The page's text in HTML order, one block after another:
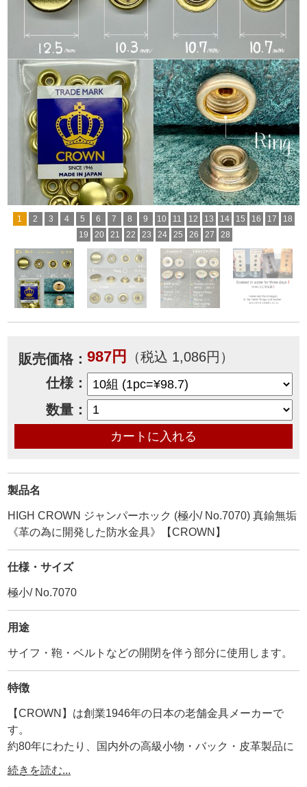
1 2 3 4 5 6 7 8 9 10 11 12 13 14 15 16 17
18
19
20 21 22 23 24 25 26 27 28
販売価格： 987円
（税込 1,086円）
仕様：
数量：
製品名
HIGH CROWN ジャンパーホック (極小/ No.7070) 真鍮無垢
《革の為に開発した防水金具》【CROWN】
仕様・サイズ
極小/ No.7070
用途
サイフ・鞄・ベルトなどの開閉を伴う部分に使用します。
特徴
【CROWN】は創業1946年の日本の老舗金具メーカーで
す。
約80年にわたり、国内外の高級小物・バック・皮革製品に
使用されています。
その為、耐久性、品質は折り紙付きです。
続きを読む...